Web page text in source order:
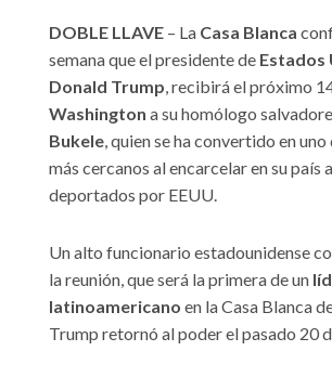
DOBLE LLAVE – La Casa Blanca
semana que el presidente de Estados
Donald Trump, recibirá el próximo
Washington a su homólogo
Bukele, quien se ha convertido en uno
más cercanos al encarcelar en su país
deportados por EEUU.
Un alto funcionario estadounidense
la reunión, que será la primera de un
latinoamericano en la Casa Blanca
Trump retornó al poder el pasado 20